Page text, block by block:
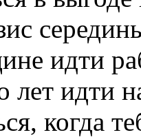
идти
лет идти
когда